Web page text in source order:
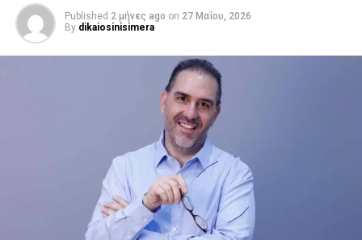
Published 2 μήνες ago on 27 Μαΐου, 2026
By dikaiosinisimera